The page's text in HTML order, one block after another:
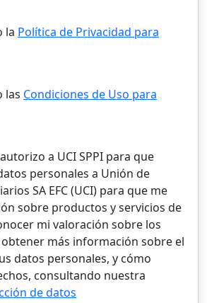
la Política de Privacidad para
las Condiciones de Uso para
a UCI SPPI para que
personales a Unión de
SA EFC (UCI) para que me
sobre productos y servicios de
mi valoración sobre los
más información sobre el
datos personales, y cómo
consultando nuestra
de datos